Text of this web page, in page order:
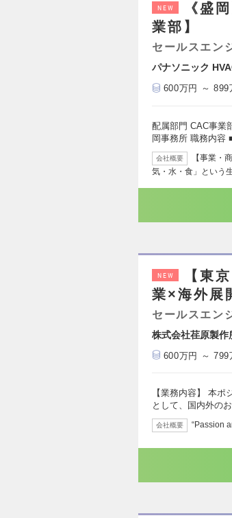
NEW
《盛
業部】
セールスエン
パナソニック
600万円 ～ 899
配属部門 CAC事
岡事務所 職務内容
会社概要
【事業・
気・水・食」という
NEW
【東
業×海外
セールスエン
株式会社荏原製作
600万円 ～ 799
【業務内容】 本
として、国内外の
会社概要 “Passion